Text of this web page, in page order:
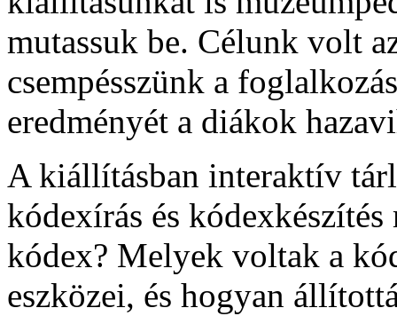
mutassuk be. Célunk volt
csempésszünk a
eredményét a diákok
A kiállításban interaktív
kódexírás és
kódex? Melyek voltak a
eszközei, és hogyan